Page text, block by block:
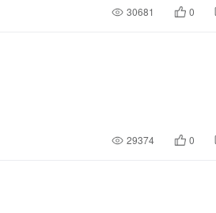
30681 0
29374 0